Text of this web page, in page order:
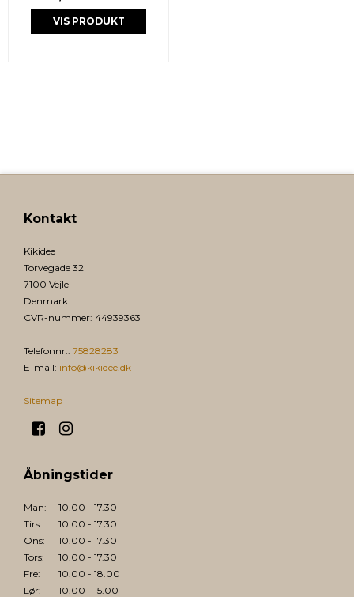
VIS PRODUKT
Kontakt
Kikidee
Torvegade 32
7100 Vejle
Denmark
CVR-nummer: 44939363
Telefonnr. : 75828283
E-mail: info@kikidee.dk
Sitemap
Åbningstider
Man:
Tirs:
Ons:
Tors:
Fre:
Lør:
10.00 - 17.30
10.00 - 17.30
10.00 - 17.30
10.00 - 17.30
10.00 - 18.00
10.00 - 15.00